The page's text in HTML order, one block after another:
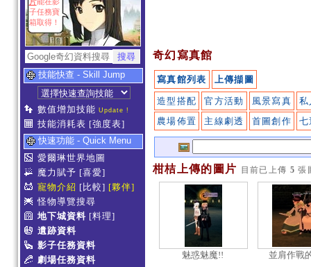
子任務寶
箱取得！
技能快查 - Skill Jump
數值增加技能 Update !
技能消耗表 [強度表]
快速功能 - Quick Menu
愛爾琳世界地圖
魔力賦予 [喜愛]
寵物介紹 [比較] [夥伴]
怪物導覽搜尋
地下城資料 [料理]
遺跡資料
影子任務資料
劇場任務資料
奇幻寫真館
寫真館列表 上傳擷圖
造型搭配 官方活動 風景寫真
私
農場佈置
主線劇透 首圖創作 七
柑桔上傳的圖片 目前已上傳 5 張
魅惑魅魔!! 並肩作戰